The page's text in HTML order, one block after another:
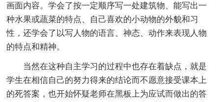
画面内容。学会了按一定顺序写一处建筑物、能写出一
种水果或蔬菜的特点、自己喜欢的小动物的外貌和习
性，还学会了以写人物的语言、神态、动作来表现人物
的特点和精神。
当然在这种自主学习的过程中也存在着缺点，就是
学生在相信自己的努力得来的结论而不愿意接受课本上
的死答案，也开始怀疑老师在黑板上为应试而做出的答